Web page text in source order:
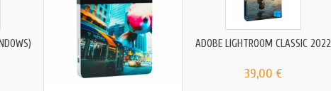
ADOBE LIGHTROOM CLASSIC 2022
39,00 €